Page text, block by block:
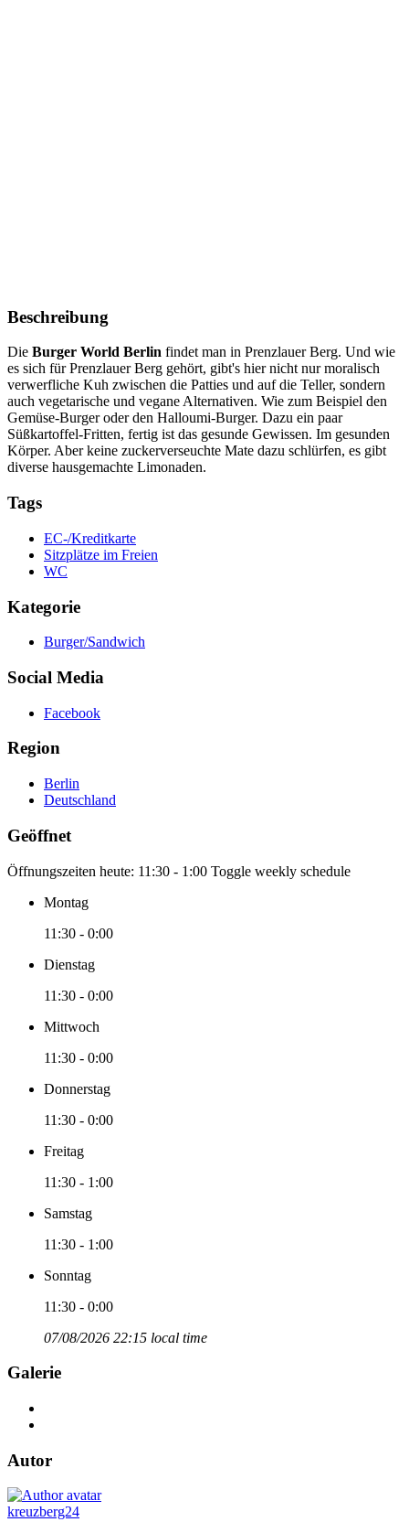
Beschreibung
Die Burger World Berlin findet man in Prenzlauer Berg. Und wie
es sich für Prenzlauer Berg gehört, gibt's hier nicht nur moralisch
verwerfliche Kuh zwischen die Patties und auf die Teller, sondern
auch vegetarische und vegane Alternativen. Wie zum Beispiel den
Gemüse-Burger oder den Halloumi-Burger. Dazu ein paar
Süßkartoffel-Fritten, fertig ist das gesunde Gewissen. Im gesunden
Körper. Aber keine zuckerverseuchte Mate dazu schlürfen, es gibt
diverse hausgemachte Limonaden.
Tags
EC-/Kreditkarte
Sitzplätze im Freien
WC
Kategorie
Burger/Sandwich
Social Media
Facebook
Region
Berlin
Deutschland
Geöffnet
Öffnungszeiten heute: 11:30 - 1:00 Toggle weekly schedule
Montag
11:30 - 0:00
Dienstag
11:30 - 0:00
Mittwoch
11:30 - 0:00
Donnerstag
11:30 - 0:00
Freitag
11:30 - 1:00
Samstag
11:30 - 1:00
Sonntag
11:30 - 0:00
07/08/2026 22:15 local time
Galerie
Autor
kreuzberg24